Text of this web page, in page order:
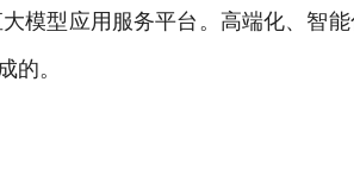
模型应用服务平台。高端化、智
的。